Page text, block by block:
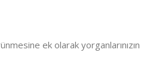
ek olarak yorganlarınızın